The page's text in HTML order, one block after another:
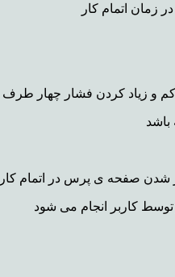
زمان اتمام کار
کم و زیاد کردن فشار چهار
شدن صفحه ی پرس در اتمام
کاربر انجام می شود